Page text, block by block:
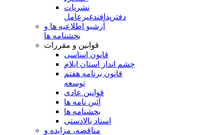
نشريات
دفترپدافندغيرعامل
آرشیو اطلاعیه ها و
بخشنامه ها
قوانین و مقررات
قانون اساسی
چشم انداز استان ایلام
قانون برنامه هفتم
توسعه
قوانین عادی
آئین نامه ها
بخشنامه ها
اسناد بالادستی
مناقصه، مزایده و